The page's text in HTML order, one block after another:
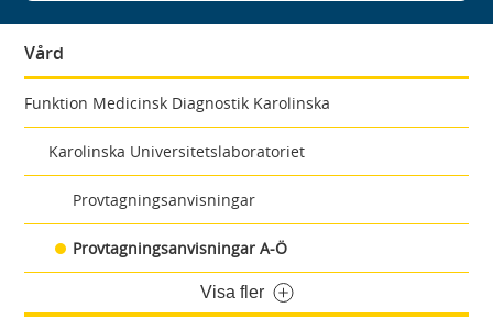
Vård
Funktion Medicinsk Diagnostik Karolinska
Karolinska Universitetslaboratoriet
Provtagningsanvisningar
Provtagningsanvisningar A-Ö
Visa fler